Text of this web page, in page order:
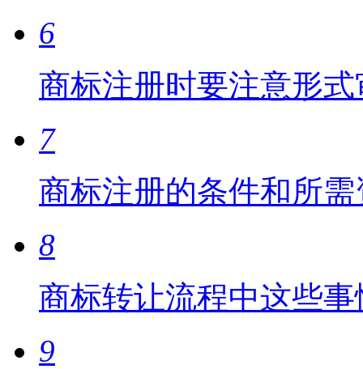
6
商标注册时要注意形
7
商标注册的条件和所
8
商标转让流程中这些
9